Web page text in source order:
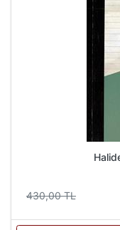
430,00 TL